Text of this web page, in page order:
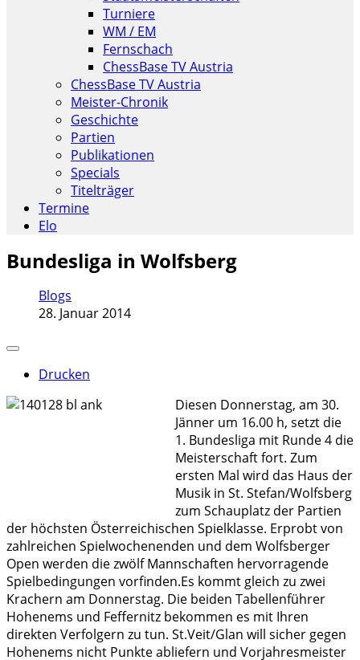
Turniere
WM / EM
Fernschach
ChessBase TV Austria
ChessBase TV Austria
Meister-Chronik
Geschichte
Partien
Publikationen
Specials
Titelträger
Termine
Elo
Bundesliga in Wolfsberg
Blogs
28. Januar 2014
Drucken
Diesen Donnerstag, am 30.
Jänner um 16.00 h, setzt die
1. Bundesliga mit Runde 4 die
Meisterschaft fort. Zum
ersten Mal wird das Haus der
Musik in St. Stefan/Wolfsberg
zum Schauplatz der Partien
der höchsten Österreichischen Spielklasse. Erprobt von
zahlreichen Spielwochenenden und dem Wolfsberger
Open werden die zwölf Mannschaften hervorragende
Spielbedingungen vorfinden.Es kommt gleich zu zwei
Krachern am Donnerstag. Die beiden Tabellenführer
Hohenems und Feffernitz bekommen es mit Ihren
direkten Verfolgern zu tun. St.Veit/Glan will sicher gegen
Hohenems nicht Punkte abliefern und Vorjahresmeister